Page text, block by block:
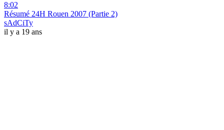
8:02
Résumé 24H Rouen 2007 (Partie 2)
sAdCiTy
il y a 19 ans